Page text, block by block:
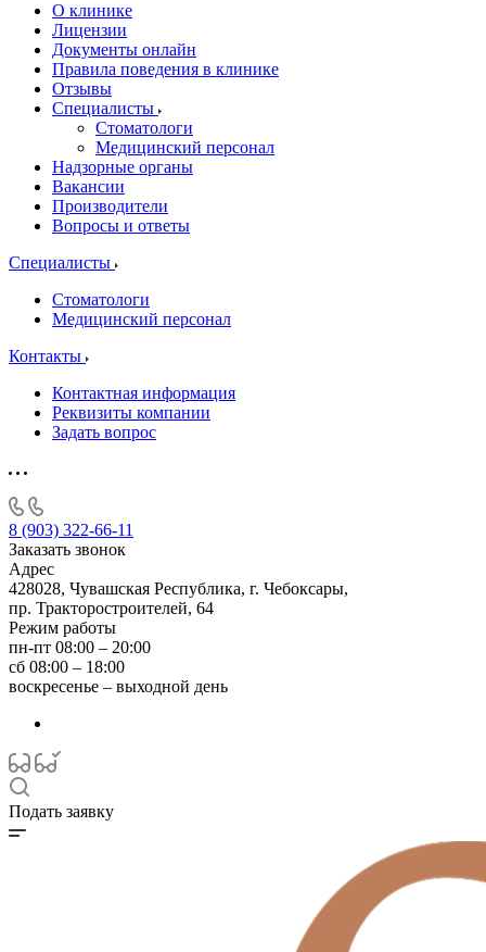
О клинике
Лицензии
Документы онлайн
Правила поведения в клинике
Отзывы
Специалисты
Стоматологи
Медицинский персонал
Надзорные органы
Вакансии
Производители
Вопросы и ответы
Специалисты
Стоматологи
Медицинский персонал
Контакты
Контактная информация
Реквизиты компании
Задать вопрос
8 (903) 322-66-11
Заказать звонок
Адрес
428028, Чувашская Республика, г. Чебоксары,
пр. Тракторостроителей, 64
Режим работы
пн-пт 08:00 – 20:00
сб 08:00 – 18:00
воскресенье – выходной день
Подать заявку